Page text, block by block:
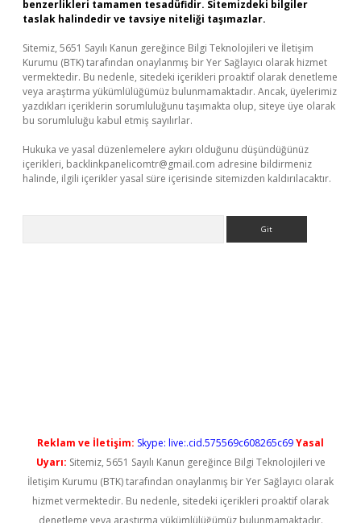
benzerlikleri tamamen tesadüfidir. Sitemizdeki bilgiler
taslak halindedir ve tavsiye niteliği taşımazlar.
Sitemiz, 5651 Sayılı Kanun gereğince Bilgi Teknolojileri ve İletişim
Kurumu (BTK) tarafından onaylanmış bir Yer Sağlayıcı olarak hizmet
vermektedir. Bu nedenle, sitedeki içerikleri proaktif olarak denetleme
veya araştırma yükümlülüğümüz bulunmamaktadır. Ancak, üyelerimiz
yazdıkları içeriklerin sorumluluğunu taşımakta olup, siteye üye olarak
bu sorumluluğu kabul etmiş sayılırlar.
Hukuka ve yasal düzenlemelere aykırı olduğunu düşündüğünüz
içerikleri, backlinkpanelicomtr@gmail.com adresine bildirmeniz
halinde, ilgili içerikler yasal süre içerisinde sitemizden kaldırılacaktır.
Reklam ve İletişim: Skype: live:.cid.575569c608265c69Yasal
Uyarı: Sitemiz, 5651 Sayılı Kanun gereğince Bilgi Teknolojileri ve
İletişim Kurumu (BTK) tarafından onaylanmış bir Yer Sağlayıcı olarak
hizmet vermektedir. Bu nedenle, sitedeki içerikleri proaktif olarak
denetleme veya araştırma yükümlülüğümüz bulunmamaktadır.